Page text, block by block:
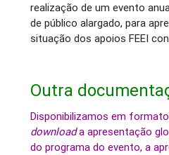
realização de um evento
de público alargado, para
situação dos apoios FEEI
Outra
Disponibilizamosem
downloada apresentação
do programa do evento, a